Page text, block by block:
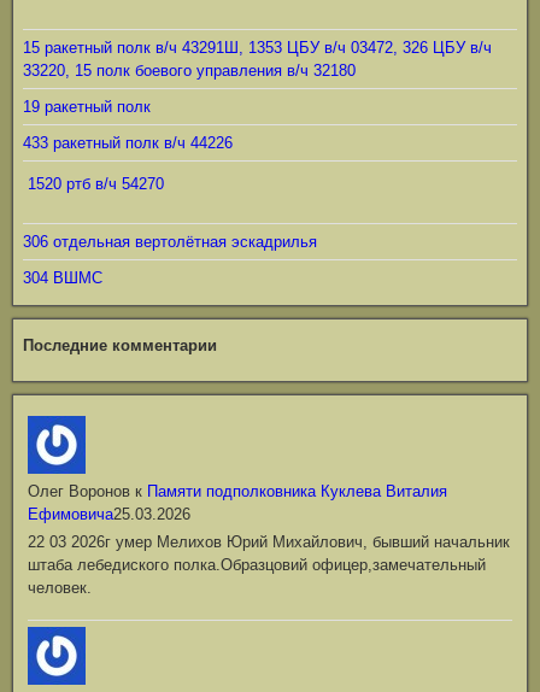
15 ракетный полк в/ч 43291Ш, 1353 ЦБУ в/ч 03472, 326 ЦБУ в/ч
33220, 15 полк боевого управления в/ч 32180
19 ракетный полк
433 ракетный полк в/ч 44226
1520 ртб в/ч 54270
306 отдельная вертолётная эскадрилья
304 ВШМС
Последние комментарии
Олег Воронов к Памяти подполковника Куклева Виталия
Ефимовича25.03.2026
22 03 2026г умер Мелихов Юрий Михайлович, бывший начальник
штаба лебедиского полка.Образцовий офицер,замечательный
человек.